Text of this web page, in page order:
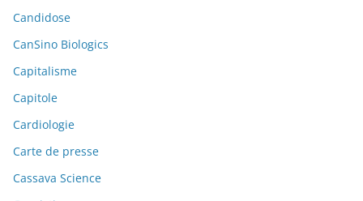
Candidose
CanSino Biologics
Capitalisme
Capitole
Cardiologie
Carte de presse
Cassava Science